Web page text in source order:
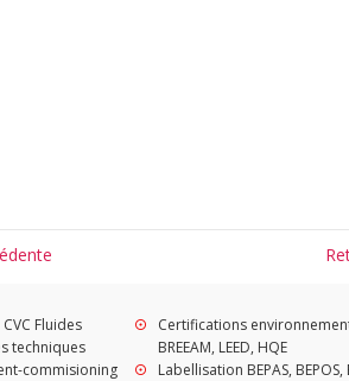
Fluides
techniques
commisioning
Certifications
BREEAM, LEED, HQE
Labellisation BEPAS, BEPOS,